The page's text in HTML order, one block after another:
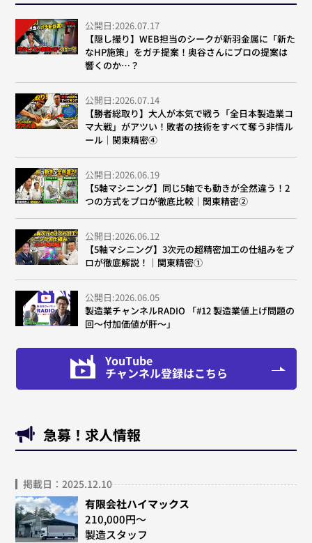
公開日:2026.07.17
【隠し撮り】WEB担当のシークが新羽金属に「新た
なHP施策」をガチ提案！奥谷さんにプロの提案は
響くのか…？
公開日:2026.07.14
【勝者総取り】大人が本気で戦う「全日本製造業コ
マ大戦」がアツい！敗者の技術をすべて奪う非情ル
ール｜関東精密④
公開日:2026.06.19
【5軸マシニング】同じ5軸でも動きが全然違う！2
つの方式をプロが徹底比較｜関東精密②
公開日:2026.06.12
【5軸マシニング】3次元の超精密加工の仕組みをプ
ロが徹底解説！｜関東精密①
公開日:2026.06.05
製造業チャンネルRADIO 「#12 製造業値上げ問題の
回～付加価値が肝～」
YouTube
チャンネル登録はこちら
急募！求人情報
掲載日：2025.12.10
有限会社ハイマックス
210,000円～
製造スタッフ